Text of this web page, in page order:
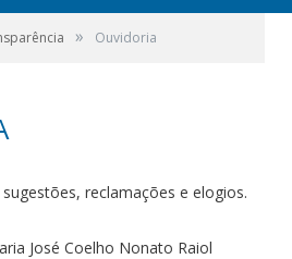
» Ouvidoria
reclamações e elogios.
José Coelho Nonato Raiol